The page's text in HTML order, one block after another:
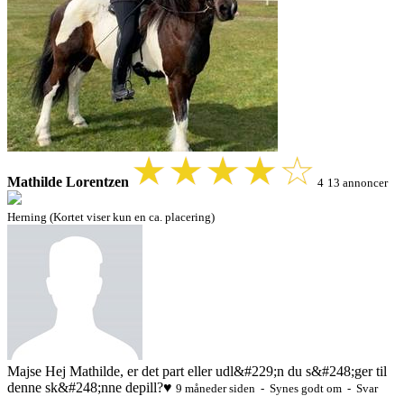
Mathilde Lorentzen 4 13 annoncer
Herning (Kortet viser kun en ca. placering)
Majse Hej Mathilde, er det part eller udl&#229;n du s&#248;ger til
denne sk&#248;nne depill?♥️ 9 måneder siden - Synes godt om - Svar